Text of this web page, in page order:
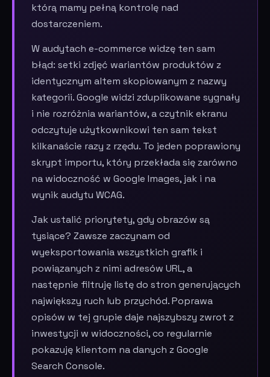
którą mamy pełną kontrolę nad
dostarczeniem.
W audytach e-commerce widzę ten sam
błąd: setki zdjęć wariantów produktów z
identycznym altem skopiowanym z nazwy
kategorii. Google widzi zduplikowane sygnały
i nie rozróżnia wariantów, a czytnik ekranu
odczytuje użytkownikowi ten sam tekst
kilkanaście razy z rzędu. To jeden poprawiony
skrypt importu, który przekłada się zarówno
na widoczność w Google Images, jak i na
wynik audytu WCAG.
Jak ustalić priorytety, gdy obrazów są
tysiące? Zawsze zaczynam od
wyeksportowania wszystkich grafik i
powiązanych z nimi adresów URL, a
następnie filtruję listę do stron generujących
największy ruch lub przychód. Poprawa
opisów w tej grupie daje najszybszy zwrot z
inwestycji w widoczności, co regularnie
pokazuję klientom na danych z Google
Search Console.